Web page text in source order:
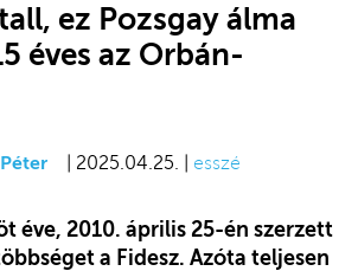
ez Pozsgay álma
éves az Orbán-
| 2025.04.25. | esszé
éve, 2010. április 25-én szerzett
a Fidesz. Azóta teljesen